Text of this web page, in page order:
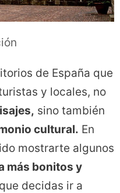
de España que
y locales, no
sino también
cultural. En
mostrarte algunos
más bonitos y
decidas ir a